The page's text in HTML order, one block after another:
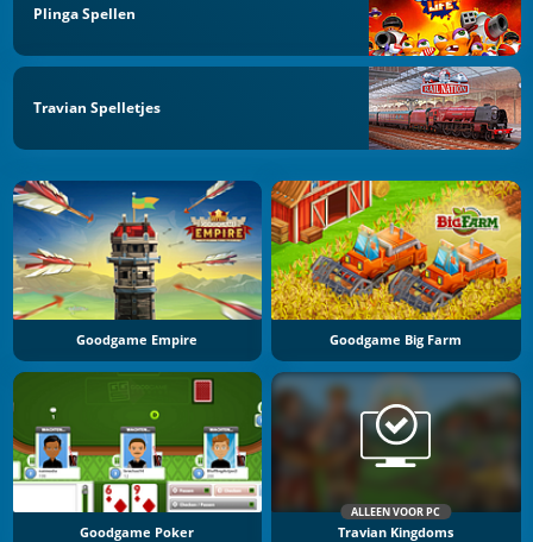
Plinga Spellen
Travian Spelletjes
Goodgame Empire Goodgame Big Farm
Goodgame Poker
ALLEEN VOOR PC
Travian Kingdoms